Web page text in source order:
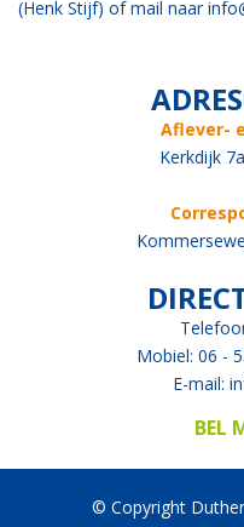
(Henk Stijf) of mail naar
Aflever-
Kerkdijk
Mobiel: 06 -
E-mail:
BEL
© Copyright